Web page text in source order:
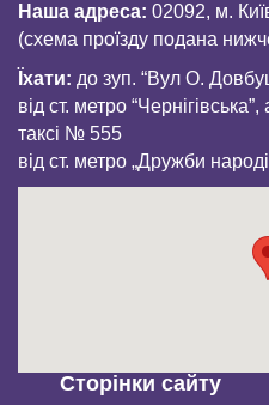
Наша адреса: 02092, м.
(схема проїзду подана
Їхати: до зуп. “Вул О.
від ст. метро
таксі № 555
від ст. метро „Дружби
Сторінки сайту